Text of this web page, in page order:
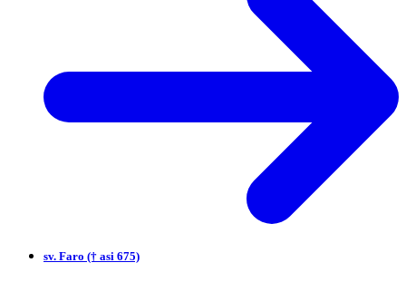
sv. Faro († asi 675)